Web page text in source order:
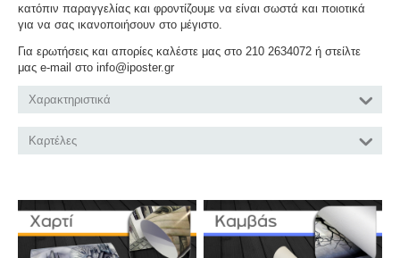
κατόπιν παραγγελίας και φροντίζουμε να είναι σωστά και ποιοτικά
για να σας ικανοποιήσουν στο μέγιστο.
Για ερωτήσεις και απορίες καλέστε μας στο 210 2634072 ή στείλτε
μας e-mail στο info@iposter.gr
Χαρακτηριστικά
Καρτέλες